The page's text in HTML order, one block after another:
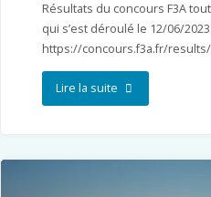
Résultats du concours F3A
qui s’est déroulé le 12/06/
https://concours.f3a.fr/results/
Lire la suite"PAC